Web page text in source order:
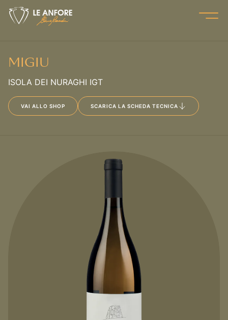
MIGIU
ISOLA DEI NURAGHI IGT
VAI ALLO SHOP SCARICA LA SCHEDA TECNICA